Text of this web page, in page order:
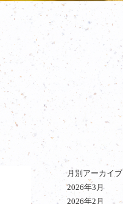
月別アーカイブ
2026年3月
2026年2月